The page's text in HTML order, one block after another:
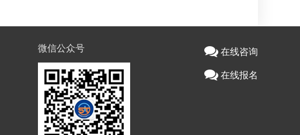
微信公众号 在线咨询
在线报名